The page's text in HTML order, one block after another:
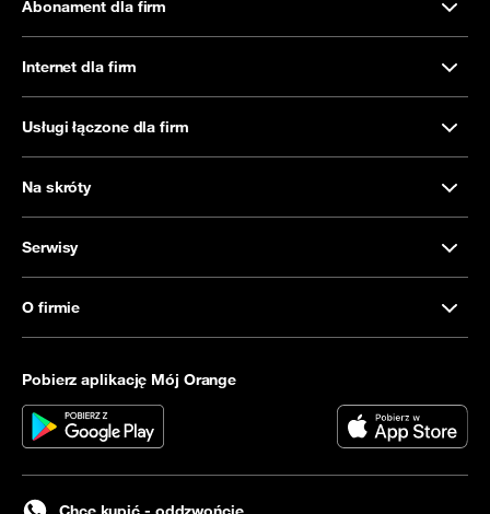
Abonament dla firm
Internet dla firm
Usługi łączone dla firm
Na skróty
Serwisy
O firmie
Pobierz aplikację Mój Orange